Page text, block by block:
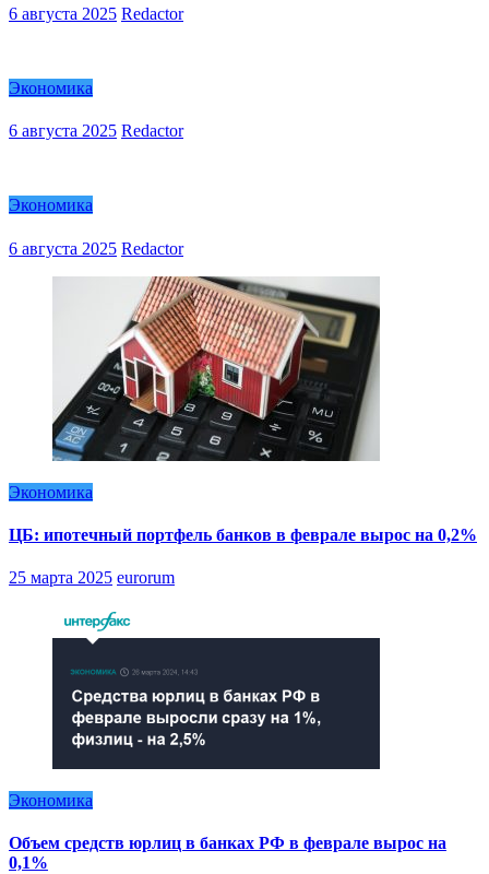
6 августа 2025 Redactor
Экономика
6 августа 2025 Redactor
Экономика
6 августа 2025 Redactor
Экономика
ЦБ: ипотечный портфель банков в феврале вырос на 0,2%
25 марта 2025 eurorum
Экономика
Объем средств юрлиц в банках РФ в феврале вырос на
0,1%